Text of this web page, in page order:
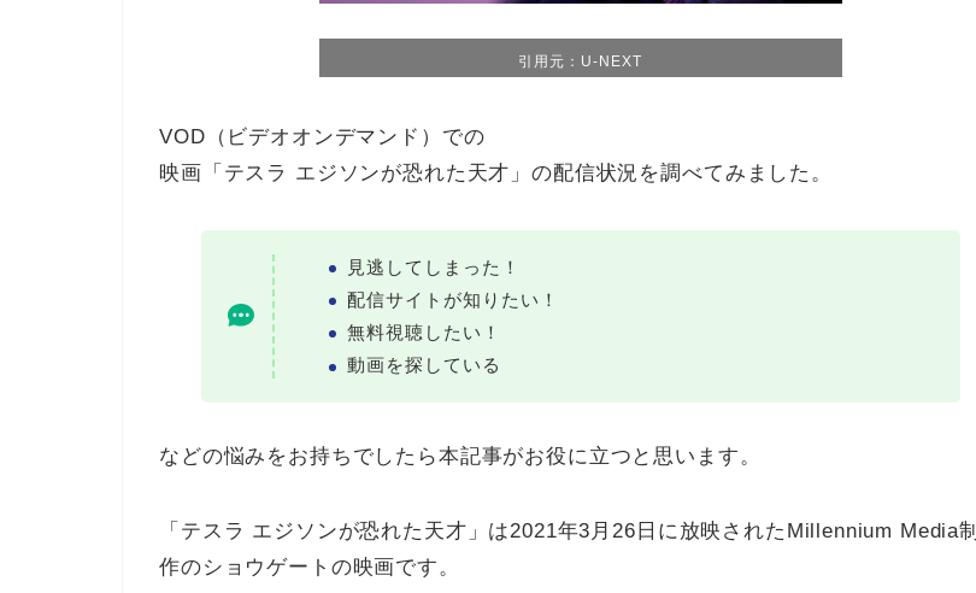
引用元：U-NEXT
VOD（ビデオオンデマンド）での
映画「テスラ エジソンが恐れた天才」の配信状況を調べてみました。
見逃してしまった！
配信サイトが知りたい！
無料視聴したい！
動画を探している
などの悩みをお持ちでしたら本記事がお役に立つと思います。
「テスラ エジソンが恐れた天才」は2021年3月26日に放映されたMillennium Media制
作のショウゲートの映画です。